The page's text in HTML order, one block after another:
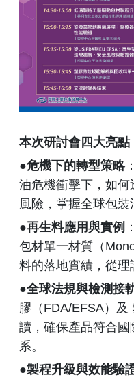
本次研討會四大亮點
●危機下的轉型策略
油危機衝擊下，如
風險，掌握全球包裝
●再生料應用與實例
包材單一材質（
料的落地實績，從理
●全球法規與檢測接
膠（FDA/EFSA）及
讀，確保產品符合
系。
●製程升級與效能驗